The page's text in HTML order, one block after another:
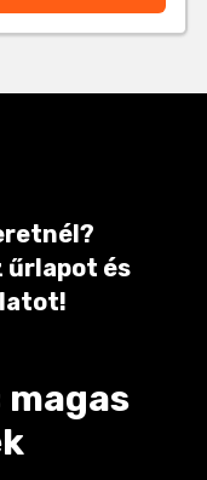
űrlapot és
magas